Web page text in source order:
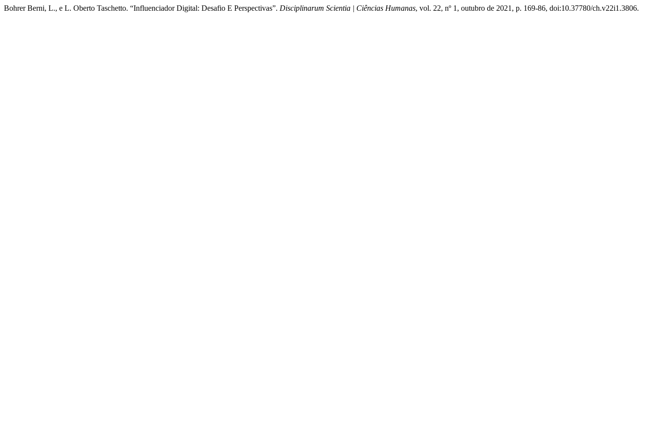
Bohrer Berni, L., e L. Oberto Taschetto. “Influenciador Digital: Desafio E Perspectivas”. Disciplinarum Scientia | Ciências Humanas, vol. 22, nº 1, outubro de 2021, p. 169-86, doi:10.37780/ch.v22i1.3806.